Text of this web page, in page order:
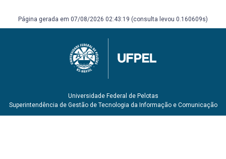
Página gerada em 07/08/2026 02:43:19 (consulta levou 0.160609s)
Universidade Federal de Pelotas
Superintendência de Gestão de Tecnologia da Informação e Comunicação